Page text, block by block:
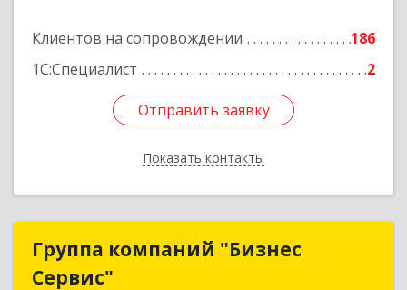
Клиентов на сопровождении
186
1С:Специалист
2
Отправить заявку
Показать контакты
Отправить заявку
Назад
Группа компаний "Бизнес
Сервис"
Группа компаний "Бизнес